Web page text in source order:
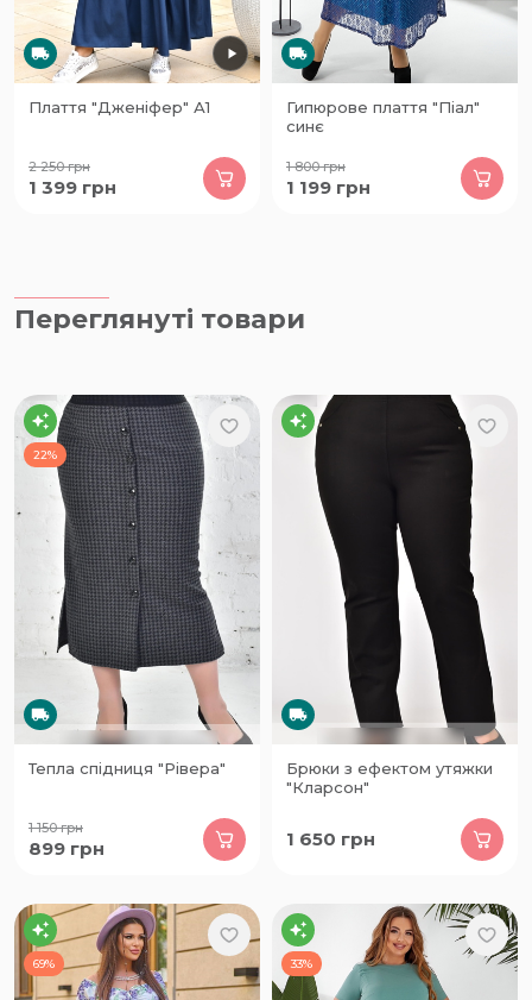
Плаття "Дженіфер" А1
2 250грн
1 399 грн
Гипюрове плаття "Піал"
синє
1 800грн
1 199 грн
Переглянуті товари
22%
Тепла спідниця "Рівера"
1 150грн
899 грн
Брюки з ефектом утяжки
"Кларсон"
1 650 грн
69% 33%